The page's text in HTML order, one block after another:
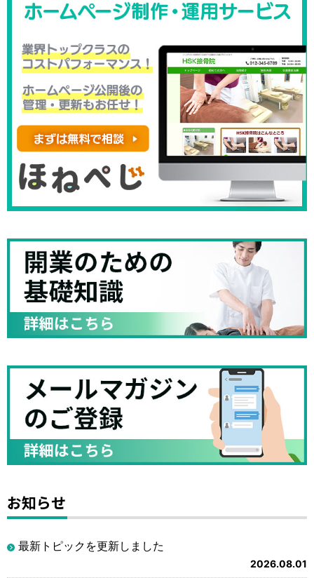
お知らせ
最新トピックを更新しました
2026.08.01